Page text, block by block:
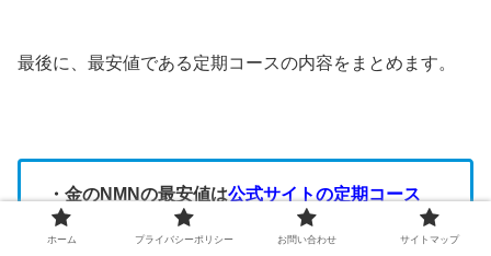
最後に、最安値である定期コースの内容をまとめます。
・金のNMNの最安値は公式サイトの定期コース
・初回は
約81%OFF で購入できる（
ホーム プライバシーポリシー お問い合わせ サイトマップ